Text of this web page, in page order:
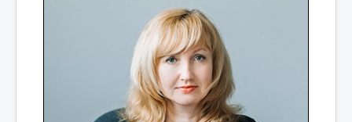
Прокуратура разъясняет
ПРИЕМ В 1 КЛАСС